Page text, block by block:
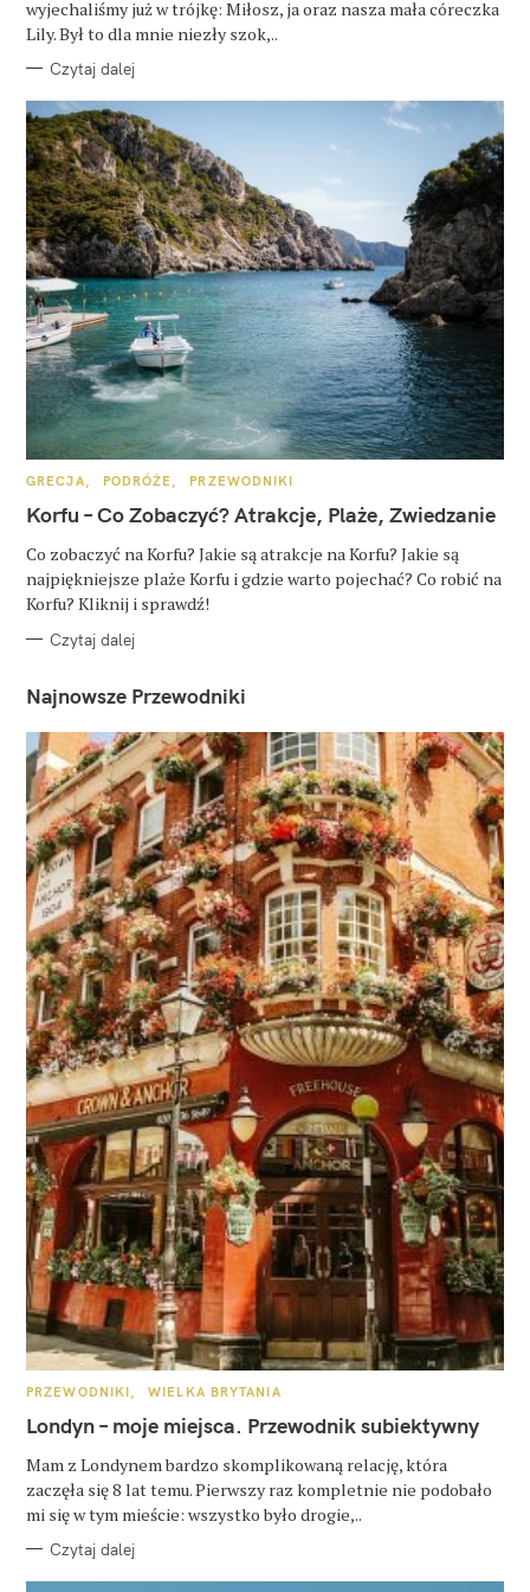
wyjechaliśmy już w trójkę: Miłosz, ja oraz nasza mała córeczka
Lily. Był to dla mnie niezły szok,..
Czytaj dalej
K
T
E
O
R
I
GRECJA PODRÓŻE PRZEWODNIKI
Korfu – Co Zobaczyć? Atrakcje, Plaże, Zwiedzanie
Co zobaczyć na Korfu? Jakie są atrakcje na Korfu? Jakie są
najpiękniejsze plaże Korfu i gdzie warto pojechać? Co robić na
Korfu? Kliknij i sprawdź!
Czytaj dalej
Najnowsze Przewodniki
K
T
E
O
R
I
PRZEWODNIKI WIELKA BRYTANIA
Londyn – moje miejsca. Przewodnik subiektywny
Mam z Londynem bardzo skomplikowaną relację, która
zaczęła się 8 lat temu. Pierwszy raz kompletnie nie podobało
mi się w tym mieście: wszystko było drogie,..
Czytaj dalej